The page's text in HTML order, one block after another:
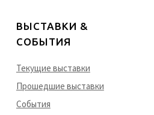
ВЫСТАВКИ &
CОБЫТИЯ
Текущие выставки
Прошедшие выставки
События